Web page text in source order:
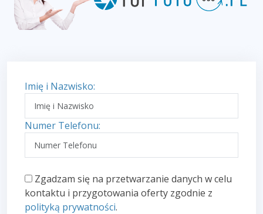
Imię i Nazwisko:
Numer Telefonu:
Zgadzam się na przetwarzanie danych w celu
kontaktu i przygotowania oferty zgodnie z
polityką prywatności.